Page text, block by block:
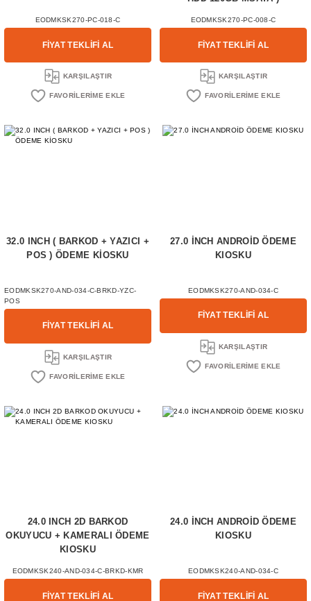
EODMKSK270-PC-018-C
FİYAT TEKLİFİ AL
KARŞILAŞTIR
EODMKSK270-PC-008-C
FİYAT TEKLİFİ AL
KARŞILAŞTIR
32.0 INCH ( BARKOD + YAZICI +
POS ) ÖDEME KİOSKU
EODMKSK270-AND-034-C-BRKD-YZC-
POS
FİYAT TEKLİFİ AL
KARŞILAŞTIR
27.0 İNCH ANDROİD ÖDEME
KIOSKU
EODMKSK270-AND-034-C
FİYAT TEKLİFİ AL
KARŞILAŞTIR
24.0 INCH 2D BARKOD
OKUYUCU + KAMERALI ÖDEME
KIOSKU
EODMKSK240-AND-034-C-BRKD-KMR
FİYAT TEKLİFİ AL
24.0 İNCH ANDROİD ÖDEME
KIOSKU
EODMKSK240-AND-034-C
FİYAT TEKLİFİ AL